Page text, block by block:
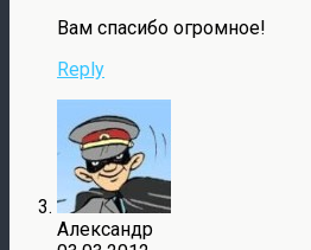
Вам спасибо огромное!
Reply
Александр